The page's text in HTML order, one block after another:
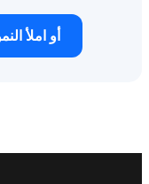
أو املأ